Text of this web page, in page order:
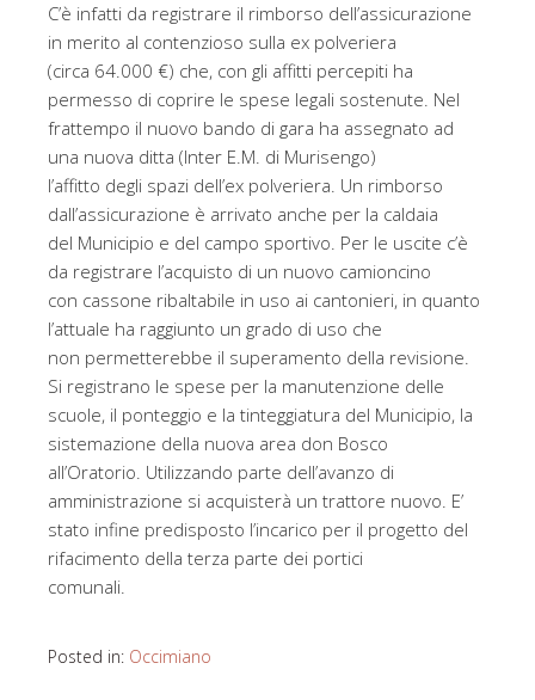
C’è infatti da registrare il rimborso dell’assicurazione
in merito al contenzioso sulla ex polveriera
(circa 64.000 €) che, con gli affitti percepiti ha
permesso di coprire le spese legali sostenute. Nel
frattempo il nuovo bando di gara ha assegnato ad
una nuova ditta (Inter E.M. di Murisengo)
l’affitto degli spazi dell’ex polveriera. Un rimborso
dall’assicurazione è arrivato anche per la caldaia
del Municipio e del campo sportivo. Per le uscite c’è
da registrare l’acquisto di un nuovo camioncino
con cassone ribaltabile in uso ai cantonieri, in quanto
l’attuale ha raggiunto un grado di uso che
non permetterebbe il superamento della revisione.
Si registrano le spese per la manutenzione delle
scuole, il ponteggio e la tinteggiatura del Municipio, la
sistemazione della nuova area don Bosco
all’Oratorio. Utilizzando parte dell’avanzo di
amministrazione si acquisterà un trattore nuovo. E’
stato infine predisposto l’incarico per il progetto del
rifacimento della terza parte dei portici
comunali.
Posted in: Occimiano